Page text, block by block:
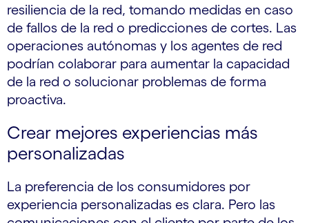
resiliencia de la red, tomando medidas en caso
de fallos de la red o predicciones de cortes. Las
operaciones autónomas y los agentes de red
podrían colaborar para aumentar la capacidad
de la red o solucionar problemas de forma
proactiva.
Crear mejores experiencias más
personalizadas
La preferencia de los consumidores por
experiencia personalizadas es clara. Pero las